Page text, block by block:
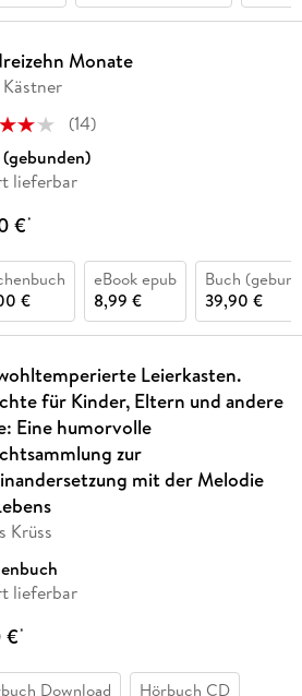
Monate
(14)
lieferbar
€*
€
eBook epub
8,99 €
Buch
39,90 €
Leierkasten.
für Kinder, Eltern und andere
Eine humorvolle
zur
mit der Melodie
Krüss
lieferbar
€*
Download Hörbuch CD